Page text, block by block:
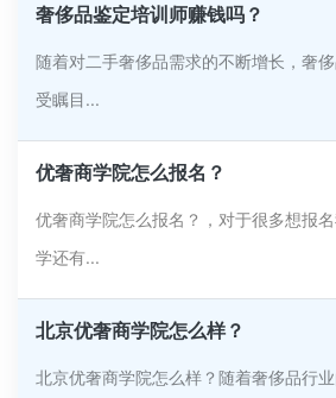
奢侈品鉴定培训师赚钱吗？
随着对二手奢侈品需求的不断增长，奢
受瞩目...
优奢商学院怎么报名？
优奢商学院怎么报名？，对于很多想报
学还有...
北京优奢商学院怎么样？
北京优奢商学院怎么样？随着奢侈品行